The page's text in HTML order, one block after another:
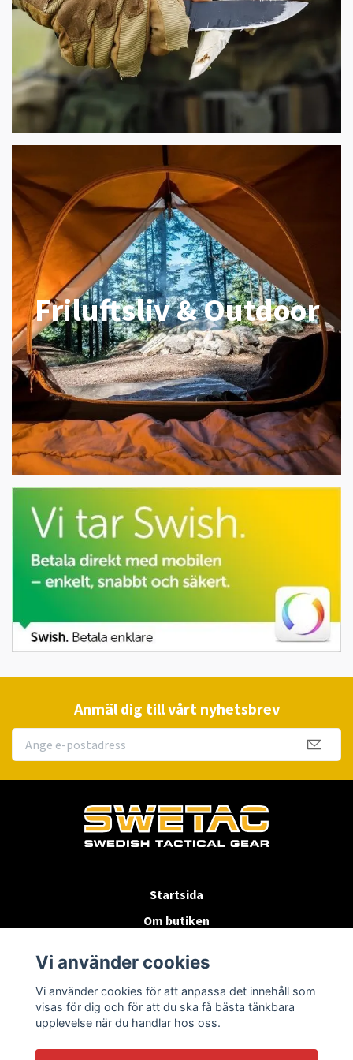
Friluftsliv & Outdoor
Anmäl dig till vårt nyhetsbrev
Startsida
Om butiken
Byten & Returer
Kontakta oss
Vi använder cookies
Vi använder cookies för att anpassa det innehåll som
visas för dig och för att du ska få bästa tänkbara
upplevelse när du handlar hos oss.